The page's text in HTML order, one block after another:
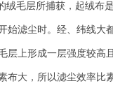
毛层所捕获，起绒布
始滤尘时。经、纬线大
层上形成一层强度较高
布大，所以滤尘效率比